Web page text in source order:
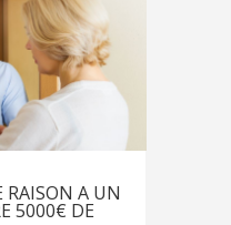
RAISON A UN
5000€ DE